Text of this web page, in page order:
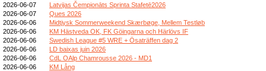
2026-06-07
Latvijas Čempionāts Sprinta Stafetē2026
2026-06-07
Ques 2026
2026-06-06
Midtjysk Sommerweekend Skærbøge, Mellem Testløb
2026-06-06
KM Hästveda OK, FK Göingarna och Härlövs IF
2026-06-06
Swedish League #5 WRE + Ösaträffen dag 2
2026-06-06
LD baixas juin 2026
2026-06-06
CdL OAlp Chamrousse 2026 - MD1
2026-06-06
KM Lång